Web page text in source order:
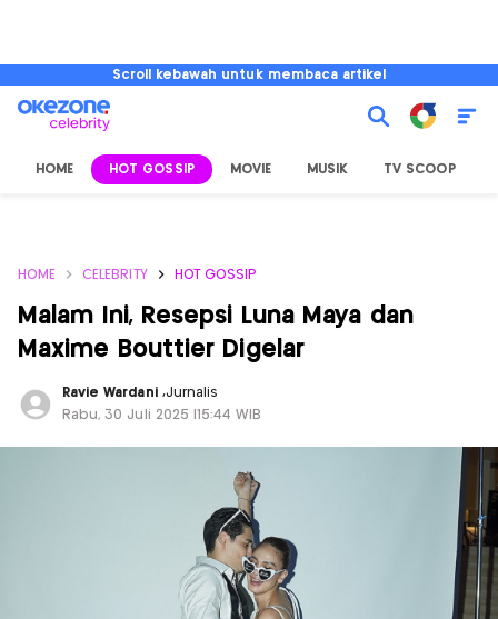
Scroll kebawah untuk membaca artikel
HOME HOT GOSSIP MOVIE MUSIK TV SCOOP
HOME CELEBRITY HOT GOSSIP
Malam Ini, Resepsi Luna Maya dan
Maxime Bouttier Digelar
Ravie Wardani ,Jurnalis
Rabu, 30 Juli 2025 |15:44 WIB